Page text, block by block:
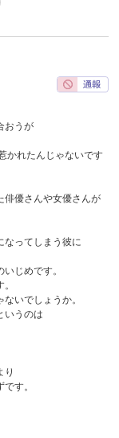
おうが
かれたんじゃないです
俳優さんや女優さんが
なってしまう彼に
じめです。
いでしょうか。
いうのは
り
す。